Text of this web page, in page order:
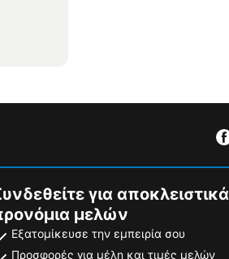
για αποκλειστικά
μελών
Εξατομίκευσε την εμπειρία σου
Προσφορές για μέλη και τιμές μελών